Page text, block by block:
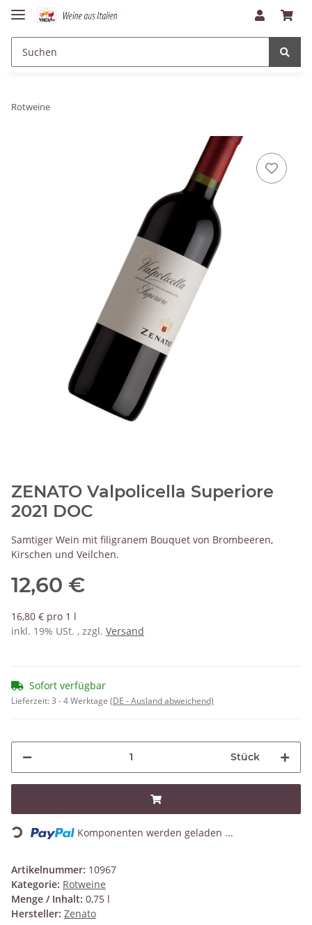
Rotweine
ZENATO Valpolicella Superiore
2021 DOC
Samtiger Wein mit filigranem Bouquet von Brombeeren,
Kirschen und Veilchen.
12,60 €
16,80 € pro 1 l
inkl. 19% USt. , zzgl. Versand
Sofort verfügbar
Lieferzeit:3 - 4 Werktage (DE - Ausland abweichend)
Stück
Loading... Komponenten werden geladen ...
Artikelnummer: 10967
Kategorie: Rotweine
Menge / Inhalt: 0,75 l
Hersteller: Zenato